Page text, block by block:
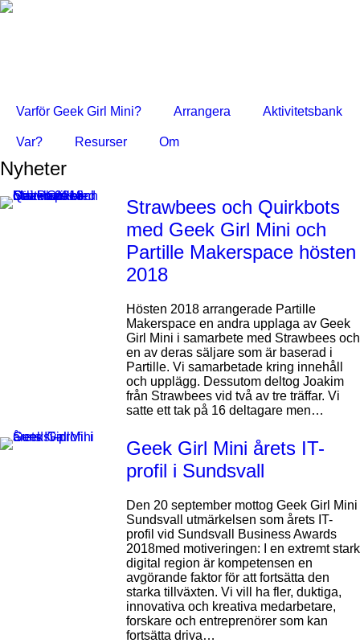
Varför Geek Girl Mini? Arrangera Aktivitetsbank
Var? Resurser Om
Nyheter
Strawbees och Quirkbots
med Geek Girl Mini och
Partille Makerspace hösten
2018
Hösten 2018 arrangerade Partille
Makerspace en andra upplaga av Geek
Girl Mini i samarbete med Strawbees och
en av deras säljare som är baserad i
Partille. Vi samarbetade kring innehåll
och upplägg. Dessutom deltog Joakim
från Strawbees vid två av tre träffar. Vi
satte ett tak på 16 deltagare men…
Geek Girl Mini årets IT-
profil i Sundsvall
Den 20 september mottog Geek Girl Mini
Sundsvall utmärkelsen som årets IT-
profil vid Sundsvall Business Awards
2018med motiveringen: I en extremt stark
digital region är kompetensen en
avgörande faktor för att fortsätta den
starka tillväxten. Vi vill ha fler, duktiga,
innovativa och kreativa medarbetare,
forskare och entreprenörer som kan
fortsätta driva…